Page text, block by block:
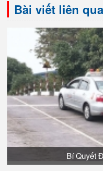
Bài viết liên
Bí Quyết